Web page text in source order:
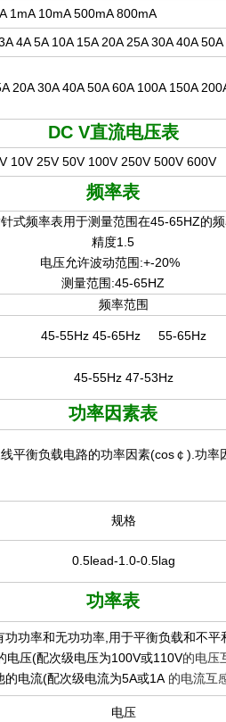
1mA 10mA 500mA 800mA
4A 5A 10A 15A 20A 25A 30A 40A 50A
20A 30A 40A 50A 60A 100A 150A
DC V直流电压表
10V 25V 50V 100V 250V 500V 600V
频率表
式频率表用于测量范围在45-65HZ的
精度1.5
电压允许波动范围:+-20%
测量范围:45-65HZ
频率范围
45-55Hz 45-65Hz 55-65Hz
45-55Hz 47-53Hz
功率因素表
平衡负载电路的功率因素(cos￠).功
规格
0.5lead-1.0-0.5lag
功率表
功率和无功功率,用于平衡负载和不平
电压(配次级电压为100V或110V的电压
的电流(配次级电流为5A或1A 的电流互
电压